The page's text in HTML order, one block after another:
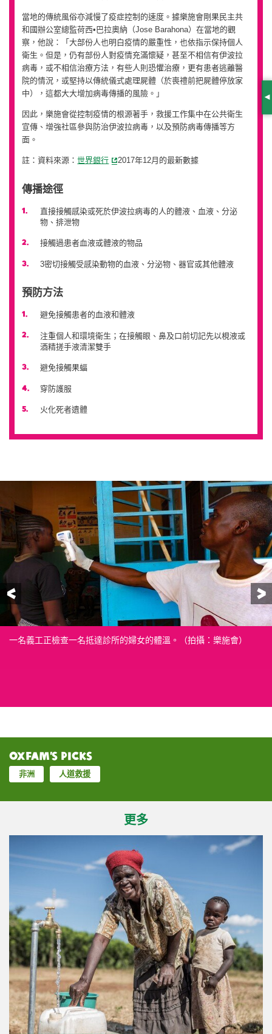
當地的傳統風俗亦減慢了疫症控制的速度。據樂施會剛果民主共
和國辦公室總監荷西•巴拉奧納（Jose Barahona）在當地的觀
察，他說：「大部份人也明白疫情的嚴重性，也依指示保持個人
衛生。但是，仍有部份人對疫情充滿懷疑，甚至不相信有伊波拉
病毒，或不相信治療方法，有些人則恐懼治療，更有患者逃離醫
院的情況，或堅持以傳統儀式處理屍體（於喪禮前把屍體停放家
中），這都大大增加病毒傳播的風險。」
因此，樂施會從控制疫情的根源著手，救援工作集中在公共衛生
宣傳、增強社區參與防治伊波拉病毒，以及預防病毒傳播等方
面。
註：資料來源：世界銀行 2017年12月的最新數據
傳播途徑
直接接觸感染或死於伊波拉病毒的人的體液、血液、分泌
物、排泄物
接觸過患者血液或體液的物品
3密切接觸受感染動物的血液、分泌物、器官或其他體液
預防方法
避免接觸患者的血液和體液
注重個人和環境衛生；在接觸眼、鼻及口前切記先以梘液或
酒精搓手液清潔雙手
避免接觸果蝠
穿防護服
火化死者遺體
前一頁
一名義工正檢查一名抵達診所的婦女的體溫。（拍攝：樂施會）
兩位婦女從樂施會的公共衞生教育中學習如何預防伊波拉病毒後，
負責分配氯化食水的義工手持一個儲水桶，這儲水桶將向社區大眾
Espoir Mahamba（右）負責公共衛生及健康推廣工作。她趁著當地
數名婦女義工正在剛果民主共和國的教堂內，以戲劇形式提升公眾
Oxfam’s Picks
非洲 人道救援
更多